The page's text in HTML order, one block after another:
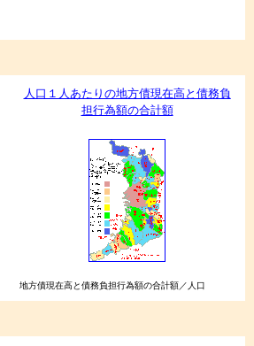
人口１人あたりの地方債現在高と債務負
担行為額の合計額
地方債現在高と債務負担行為額の合計額／人口